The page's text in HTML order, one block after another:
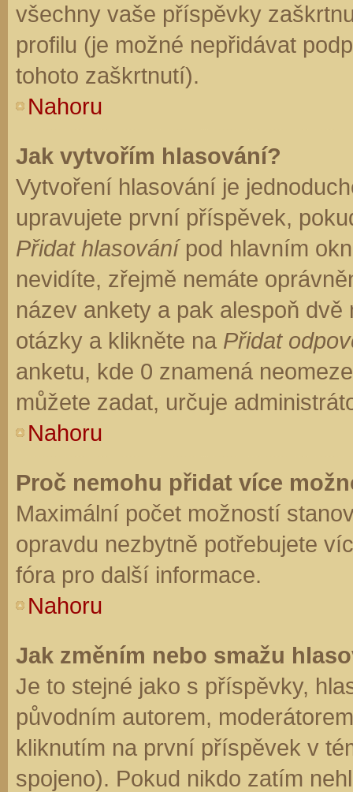
všechny vaše příspěvky
profilu (je možné nepřidávat
tohoto zaškrtnutí).
Nahoru
Jak vytvořím hlasování?
Vytvoření hlasování je
upravujete první příspěvek,
Přidat hlasovánípod hlavním
nevidíte, zřejmě nemáte
název ankety a pak alespoň
otázky a klikněte na Přidat
anketu, kde 0 znamená
můžete zadat, určuje
Nahoru
Proč nemohu přidat více
Maximální počet možností
opravdu nezbytně potřebujete
fóra pro další informace.
Nahoru
Jak změním nebo smažu
Je to stejné jako s příspěvky,
původním autorem,
kliknutím na první příspěvek v
spojeno). Pokud nikdo zatím